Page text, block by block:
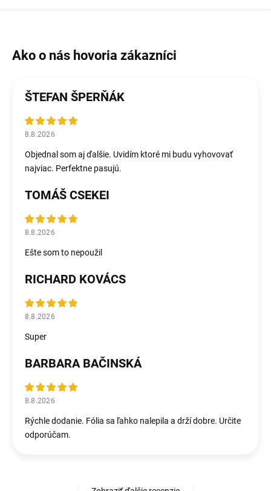
ŠTEFAN ŠPERŇÁK
8.8.2026
Objednal som aj ďalšie. Uvidím ktoré mi budu vyhovovať
najviac. Perfektne pasujú.
TOMÁŠ CSEKEI
8.8.2026
Ešte som to nepoužil
RICHARD KOVÁCS
8.8.2026
Super
BARBARA BAČINSKÁ
8.8.2026
Rýchle dodanie. Fólia sa ľahko nalepila a drží dobre. Určite
odporúčam.